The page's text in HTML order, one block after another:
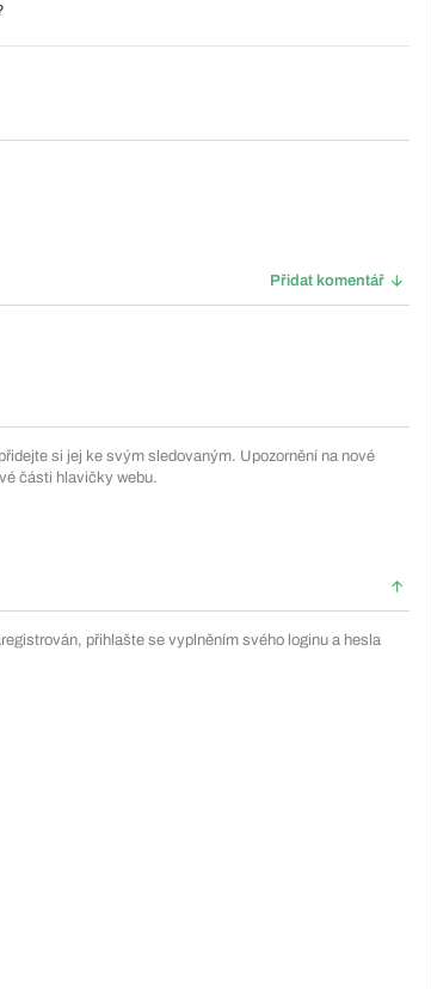
Přidat komentář
si jej ke svým sledovaným. Upozornění na nové
části hlavičky webu.
přihlašte se vyplněním svého loginu a hesla